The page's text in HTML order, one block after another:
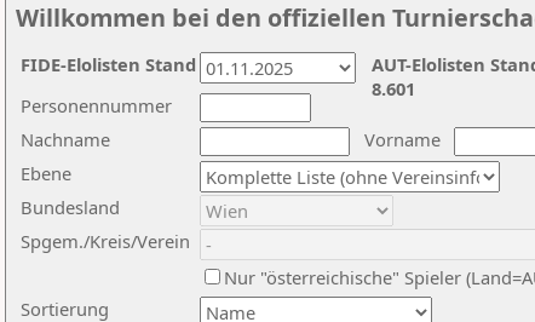
Willkommen bei den offiziellen
Nachname
Vorname
Ebene
Sortierung
Personennummer
Bundesland
Spgem./Kreis/Verein
Nur "österreichische" Spieler
AUT-Elolisten
8.601
FIDE-Elolisten Stand